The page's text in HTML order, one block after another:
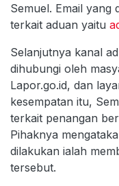
Semuel. Email yang
terkait aduan yaitu
Selanjutnya kanal
dihubungi oleh
Lapor.go.id, dan
kesempatan itu,
terkait penangan
Pihaknya
dilakukan ialah
tersebut.